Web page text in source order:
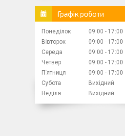
Графік роботи
Понеділок 09:00
17:00
Вівторок
09:00
17:00
Середа
09:00
17:00
Четвер
09:00
17:00
Пʼятниця
09:00
17:00
Субота
Вихідний
Неділя
Вихідний